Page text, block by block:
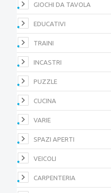
GIOCHI DA TAVOLA
EDUCATIVI
TRAINI
INCASTRI
PUZZLE
CUCINA
VARIE
SPAZI APERTI
VEICOLI
CARPENTERIA